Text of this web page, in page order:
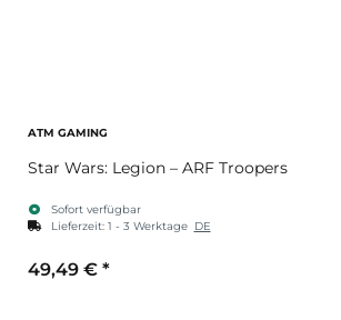
ATM GAMING
Star Wars: Legion – ARF Troopers
Sofort verfügbar
Lieferzeit: 1 - 3 Werktage DE
49,49 € *